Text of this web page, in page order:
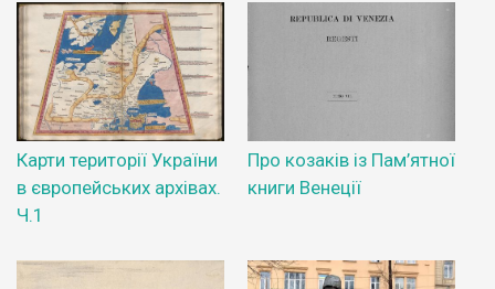
Карти території України
в європейських архівах.
Ч.1
Про козаків із Пам’ятної
книги Венеції